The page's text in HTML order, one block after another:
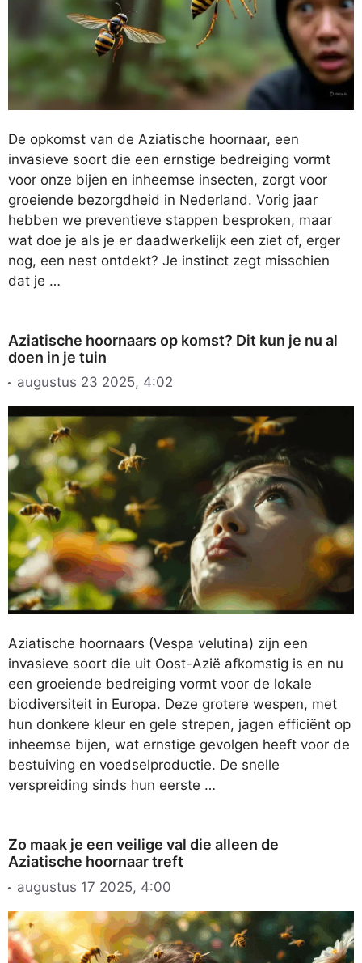
De opkomst van de Aziatische hoornaar, een
invasieve soort die een ernstige bedreiging vormt
voor onze bijen en inheemse insecten, zorgt voor
groeiende bezorgdheid in Nederland. Vorig jaar
hebben we preventieve stappen besproken, maar
wat doe je als je er daadwerkelijk een ziet of, erger
nog, een nest ontdekt? Je instinct zegt misschien
dat je …
Aziatische hoornaars op komst? Dit kun je nu al
doen in je tuin
augustus 23 2025, 4:02
Aziatische hoornaars (Vespa velutina) zijn een
invasieve soort die uit Oost-Azië afkomstig is en nu
een groeiende bedreiging vormt voor de lokale
biodiversiteit in Europa. Deze grotere wespen, met
hun donkere kleur en gele strepen, jagen efficiënt op
inheemse bijen, wat ernstige gevolgen heeft voor de
bestuiving en voedselproductie. De snelle
verspreiding sinds hun eerste …
Zo maak je een veilige val die alleen de
Aziatische hoornaar treft
augustus 17 2025, 4:00